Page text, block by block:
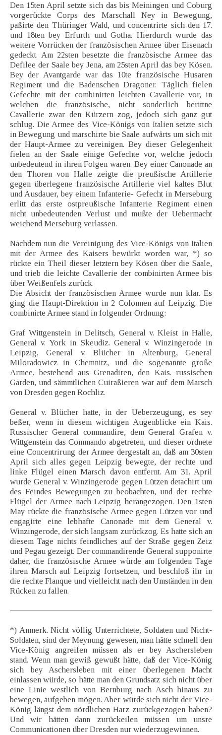
Den 15ten April setzte sich das bis Meiningen und Coburg
vorgerückte Corps des Marschall Ney in Bewegung,
paßirte den Thüringer Wald, und concentrirte sich den 17.
und 18ten bey Erfurth und Gotha. Hierdurch wurde das
weitere Vorrücken der französischen Armee über Eisenach
gedeckt. Am 22sten besetzte die französische Armee das
Defilee der Saale bey Jena, am 25sten April das bey Kösen.
Bey der Avantgarde war das 10te französische Husaren
Regiment und die Badenschen Dragoner. Täglich fielen
Gefechte mit der combinirten leichten Cavallerie vor, in
welchen die französische, nicht sonderlich berittne
Cavallerie zwar den Kürzern zog, jedoch sich ganz gut
schlug. Die Armee des Vice-Königs von Italien setzte sich
in Bewegung und marschirte bie Saale aufwärts um sich mit
der Haupt-Armee zu vereinigen. Bey dieser Gelegenheit
fielen an der Saale einige Gefechte vor, welche jedoch
unbedeutend in ihren Folgen waren. Bey einer Canonade an
den Thoren von Halle zeigte die preußische Artillerie
gegen überlegene französische Artillerie viel kaltes Blut
und Ausdauer, bey einem Infanterie- Gefecht in Merseburg
erlitt das erste ostpreußische Infanterie Regiment einen
nicht unbedeutenden Verlust und mußte der Uebermacht
weichend Merseburg verlassen.
Nachdem nun die Vereinigung des Vice-Königs von Italien
mit der Armee des Kaisers bewürkt worden war, *) so
rückte ein Theil dieser letztern bey Kösen über die Saale,
und trieb die leichte Cavallerie der combinirten Armee bis
über Weißenfels zurück.
Die Absicht der französischen Armee wurde nun klar. Es
ging die Haupt-Direktion in 2 Colonnen auf Leipzig. Die
combinirte Armee stand in folgender Ordnung:
Graf Wittgenstein in Delitsch, General v. Kleist in Halle,
General v. York in Skeudiz. General v. Winzingerode in
Leipzig, General v. Blücher in Altenburg, General
Miloradowicz in Chemnitz, und die sogenannte große
Armee, bestehend aus Grenadiren, den Kais. russischen
Garden, und sämmtlichen Cuiraßieren war auf dem Marsch
von Dresden gegen Rochliz.
General v. Blücher hatte, in der Ueberzeugung, es sey
beßer, wenn in diesem wichtigen Augenblicke ein Kais.
Russischer General commandire, dem General Grafen v.
Wittgenstein das Commando abgetreten, und dieser ordnete
eine Concentrirung der Armee dergestalt an, daß am 30sten
April sich alles gegen Leipzig bewegte, der rechte und
linke Flügel einen Marsch davon entfernt. Am 31. April
wurde General v. Winzingerode gegen Lützen detachirt um
des Feindes Bewegungen zu beobachten, und der rechte
Flügel der Armee nach Leipzig herangezogen. Den 1sten
May rückte die französische Armee gegen Lützen vor und
engagirte eine lebhafte Canonade mit dem General v.
Winzingerode, der sich langsam zurückzog. Es hatte sich an
diesem Tage nichts feindliches auf der Straße gegen Zeiz
und Pegau gezeigt. Der commandirende General supponirte
daher, die französische Armee würde am folgenden Tage
ihren Marsch auf Leipzig fortsetzen, und beschloß ihr in
die rechte Flanque und vielleicht nach den Umständen in den
Rücken zu fallen.
*) Anmerk. Nicht völlig Unterrichtete, Soldaten und Nicht-
Soldaten, sind der Meynung gewesen, man hätte schnell den
Vice-König angreifen müssen als er bey Aschersleben
stand. Wenn man gewiß gewußt hätte, daß der Vice-König
sich bey Aschersleben mit einer überlegenen Macht
einlassen würde, so hätte man den Grundsatz sich nicht über
eine Linie westlich von Bernburg nach Asch hinaus zu
bewegen, aufgeben mögen. Aber würde sich nicht der Vice-
König längst dem nördlichen Harz zurückgezogen haben?
Und wir hätten dann zurückeilen müssen um unsre
Communicationen über Dresden nur wiederzugewinnen.